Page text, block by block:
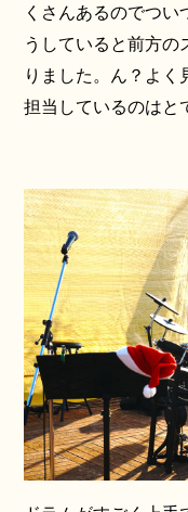
くさんあるのでつい
うしていると前方の
りました。ん？よく
担当しているのはと